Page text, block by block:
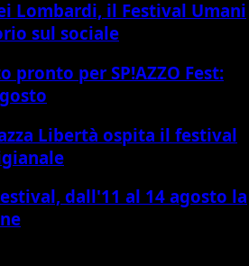
Lombardi, il Festival Umani
sul sociale
per SP!AZZO Fest:
Libertà ospita il festival
dall'11 al 14 agosto la